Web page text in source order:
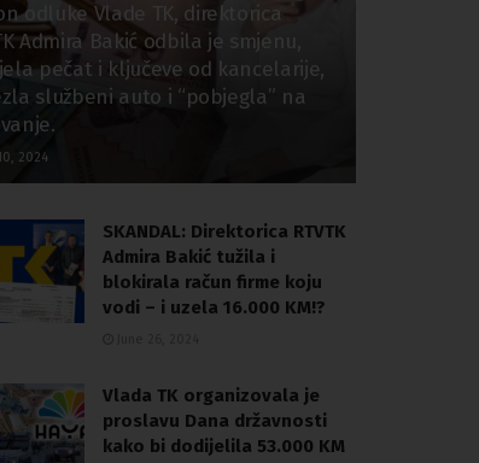
odluke Vlade TK, direktorica
Admira Bakić odbila je smjenu,
pečat i ključeve od kancelarije,
službeni auto i “pobjegla” na
2024
SKANDAL: Direktorica RTVTK
Admira Bakić tužila i
blokirala račun firme koju
vodi – i uzela 16.000 KM!?
Vlada TK organizovala je
proslavu Dana državnosti
kako bi dodijelila 53.000 KM